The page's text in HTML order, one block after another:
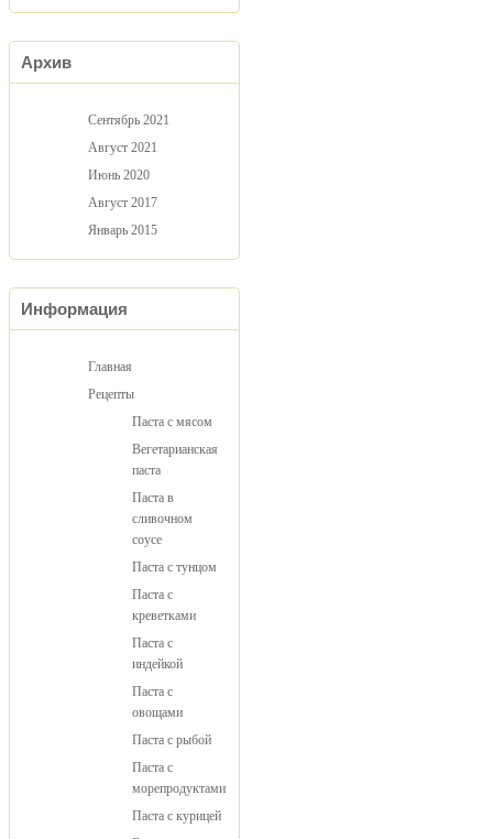
Архив
Сентябрь 2021
Август 2021
Июнь 2020
Август 2017
Январь 2015
Информация
Главная
Рецепты
Паста с мясом
Вегетарианская
паста
Паста в
сливочном
соусе
Паста с тунцом
Паста с
креветками
Паста с
индейкой
Паста с
овощами
Паста с рыбой
Паста с
морепродуктами
Паста с курицей